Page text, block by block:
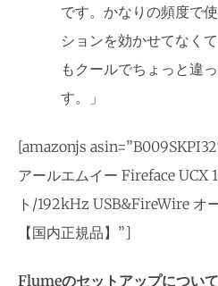
です。かなりの頻度で
ションを効かせてなく
もクールでちょっと違
す。」
[amazonjs
アールエムイー Fireface UCX
ト/192kHz USB&FireWire オ
【国内正規品】”]
Flumeのセットアップについ